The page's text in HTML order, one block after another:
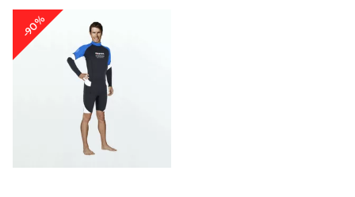
-90%